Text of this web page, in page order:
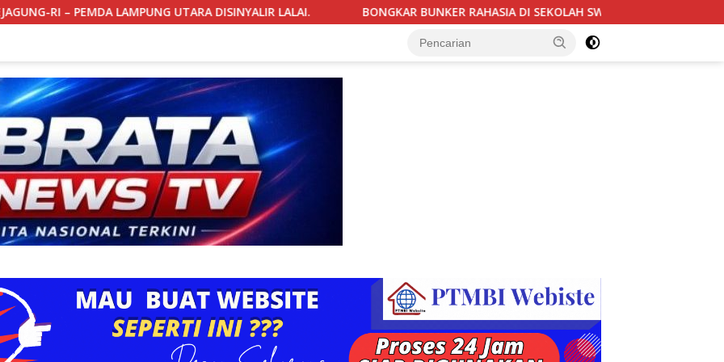
DISINYALIR LALAI. BONGKAR BUNKER RAHASIA DI SEKOLAH SWASTA : 995 SENJATA-NARKOBA & VCD PORNO